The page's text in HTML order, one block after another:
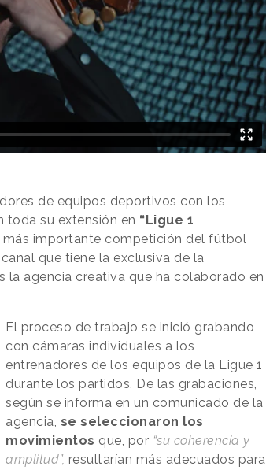
de equipos deportivos con los
toda su extensión en “Ligue 1
más importante competición del fútbol
que tiene la exclusiva de la
la agencia creativa que ha colaborado en
El proceso de trabajo se inició grabando
con cámaras individuales a los
entrenadores de los equipos de la Ligue 1
durante los partidos. De las grabaciones,
según se informa en un comunicado de la
agencia, se seleccionaron los
movimientos que, por “su coherencia y
amplitud”, resultarían más adecuados para